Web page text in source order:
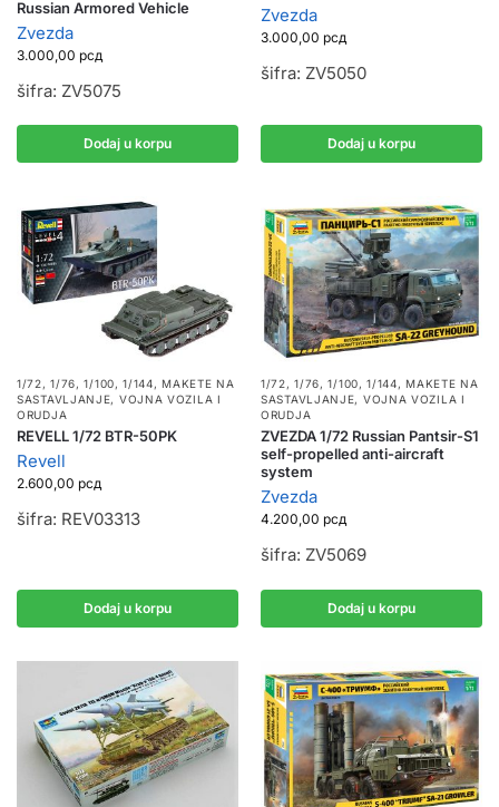
Russian Armored Vehicle
Zvezda
3.000,00 рсд
šifra: ZV5075
Dodaj u korpu
Zvezda
3.000,00 рсд
šifra: ZV5050
Dodaj u korpu
1/72, 1/76, 1/100, 1/144, MAKETE NA
SASTAVLJANJE, VOJNA VOZILA I
ORUDJA
REVELL 1/72 BTR-50PK
Revell
2.600,00 рсд
šifra: REV03313
Dodaj u korpu
1/72, 1/76, 1/100, 1/144, MAKETE NA
SASTAVLJANJE, VOJNA VOZILA I
ORUDJA
ZVEZDA 1/72 Russian Pantsir-S1
self-propelled anti-aircraft
system
Zvezda
4.200,00 рсд
šifra: ZV5069
Dodaj u korpu